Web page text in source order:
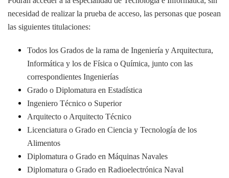
necesidad de realizar la prueba de acceso, las personas que posean
las siguientes titulaciones:
Todos los Grados de la rama de Ingeniería y Arquitectura,
Informática y los de Física o Química, junto con las
correspondientes Ingenierías
Grado o Diplomatura en Estadística
Ingeniero Técnico o Superior
Arquitecto o Arquitecto Técnico
Licenciatura o Grado en Ciencia y Tecnología de los
Alimentos
Diplomatura o Grado en Máquinas Navales
Diplomatura o Grado en Radioelectrónica Naval